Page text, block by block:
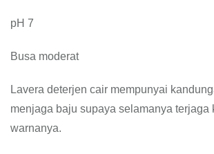
pH 7
Busa moderat
Lavera deterjen cair mempunyai
menjaga baju supaya selamanya terjaga
warnanya.